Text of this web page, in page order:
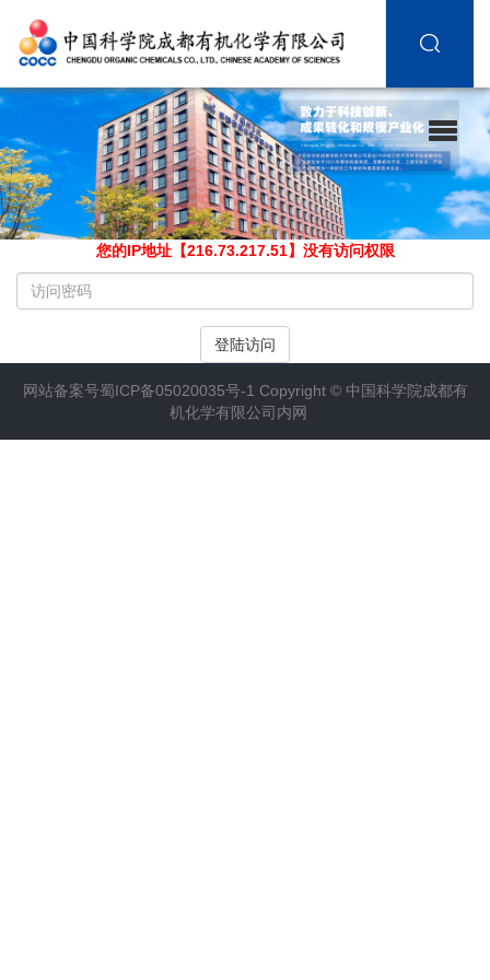
您的IP地址【216.73.217.51】没有访问权限
输
入
访
密
码
登陆访问
网站备案号蜀ICP备05020035号-1 Copyright © 中国科学院成都有
机化学有限公司内网